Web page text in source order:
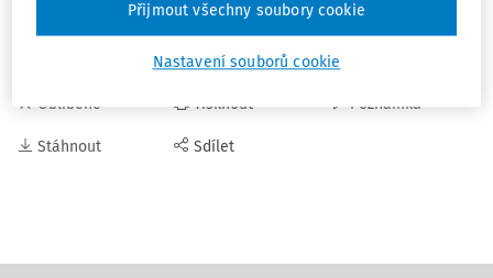
Oblíbené
Stáhnout
Tisknout
Sdílet
Poznámka
Nastavení souborů cookie
Přijmout všechny soubory cookie